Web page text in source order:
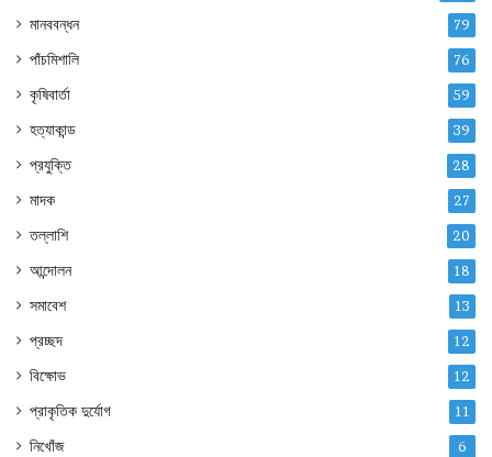
মানববন্ধন 79
পাঁচমিশালি 76
কৃষিবার্তা 59
হত্যাকান্ড 39
প্রযুক্তি 28
মাদক 27
তল্লাশি 20
আন্দোলন 18
সমাবেশ 13
প্রচ্ছদ 12
বিক্ষোভ 12
প্রাকৃতিক দুর্যোগ 11
নিখোঁজ 6